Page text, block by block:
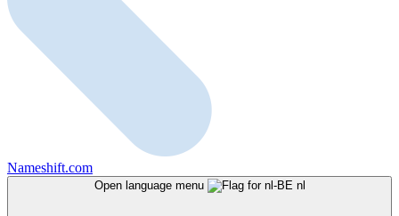
Nameshift.com
Open language menu nl